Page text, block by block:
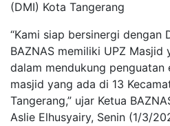
(DMI) Kota Tangerang
“Kami siap bersinergi dengan
BAZNAS memiliki UPZ
dalam mendukung
masjid yang ada di 13
Tangerang,” ujar Ketua
Aslie Elhusyairy, Senin (1/3/